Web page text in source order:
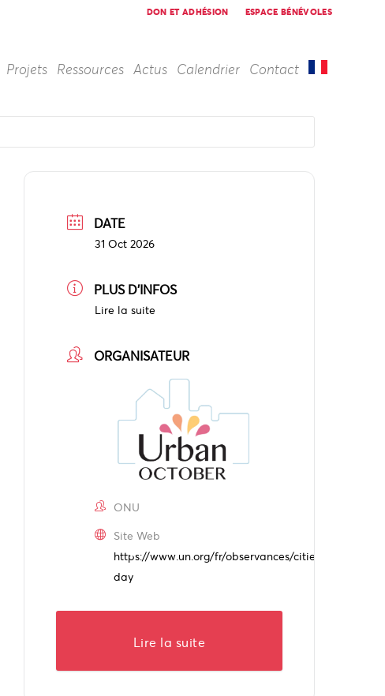
DON ET ADHÉSION ESPACE BÉNÉVOLES
Projets Ressources Actus Calendrier Contact
DATE
31 Oct 2026
PLUS D'INFOS
Lire la suite
ORGANISATEUR
ONU
Site Web
https://www.un.org/fr/observances/cities-
day
Lire la suite